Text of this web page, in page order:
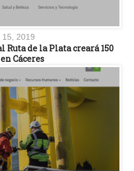
15, 2019
Ruta de la Plata creará 150
Cáceres